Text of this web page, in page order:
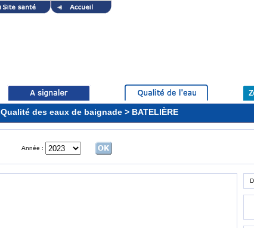
Qualité des eaux de baignade > BATELIÈRE
Année :